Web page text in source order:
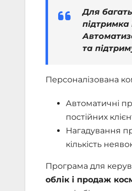
Для
підтримка
та
Персоналізована
Автоматичні
постійних
Нагадування
кількість
Програма для
облік і продаж